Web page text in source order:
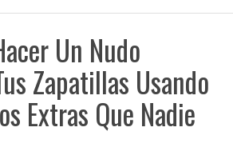
Un Nudo
Zapatillas Usando
Extras Que Nadie